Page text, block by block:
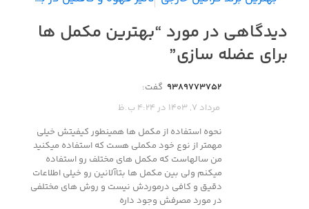
دیدگاهی در مورد “بهترین مکمل ها
برای عضله سازی”
9389773752
گفت:
مرداد 7, 1403 در 4:24 ب.ظ
نحوه استفاده از مکمل ها همینطور کیفیتش خیلی
مهمتر از نوع خود مکملی هست که استفاده میکنید
من سالهاست که مکمل های مختلف رو استفاده
میکنم ولی بین مکمل ها بتاآلانین رو خیلی اطلاعات
دقیق و کافی درموردش نیست و روش های مختلفی
در مورد مصرفش وجود داره